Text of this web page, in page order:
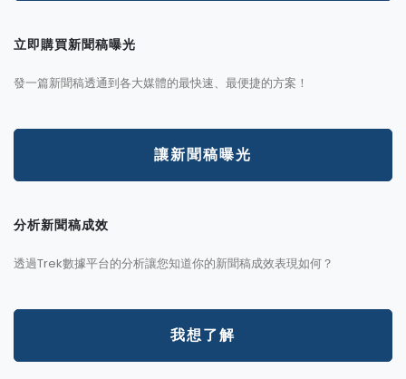
立即購買新聞稿曝光
發一篇新聞稿透通到各大媒體的最快速、最便捷的方案！
讓新聞稿曝光
分析新聞稿成效
透過Trek數據平台的分析讓您知道你的新聞稿成效表現如何？
我想了解